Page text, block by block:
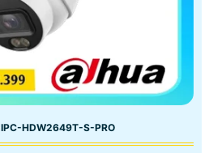
HDW2649T-S-PRO